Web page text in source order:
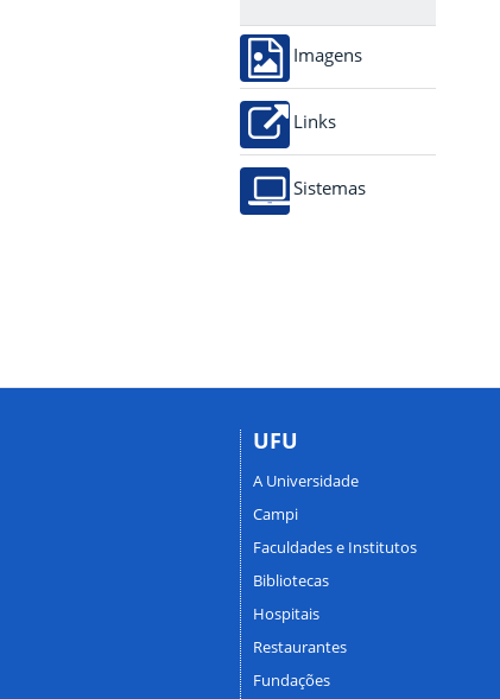
Imagens
Links
Sistemas
UFU
A Universidade
Campi
Faculdades e Institutos
Bibliotecas
Hospitais
Restaurantes
Fundações